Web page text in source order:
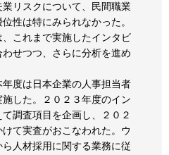
リスクについて、民間職業
性は特にみられなかった。
これまで実施したインタビ
せつつ、さらに分析を進め
度は日本企業の人事担当者
した。２０２３年度のイン
調査項目を企画し、２０２
て実査がおこなわれた。ウ
人材採用に関する業務に従